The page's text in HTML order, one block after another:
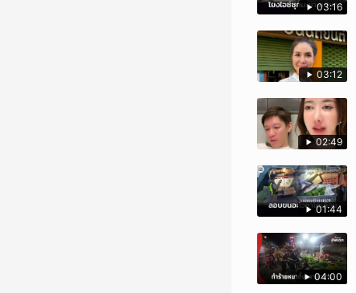
03:16
03:12
02:49
01:44
04:00